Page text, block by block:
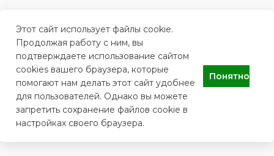
Жукова, 4/1
ufa.p43@doctorrb.ru
ГБУЗ РБ Поликлиника №43 г. Уфа
Этот сайт использует файлы cookie.
Продолжая работу с ним, вы
подтверждаете использование сайтом
cookies вашего браузера, которые
помогают нам делать этот сайт удобнее
для пользователей. Однако вы можете
запретить сохранение файлов cookie в
настройках своего браузера.
Понятно